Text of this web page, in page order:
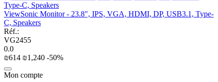
ViewSonic Monitor - 23.8", IPS, VGA, HDMI, DP, USB3.1, Type-
C, Speakers
Réf.:
VG2455
0.0
₪‍614‍ ₪1,240 -50%
Mon compte